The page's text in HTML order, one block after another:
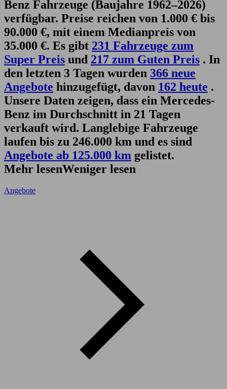
Benz Fahrzeuge (Baujahre 1962–2026)
verfügbar. Preise reichen von 1.000 € bis
90.000 €, mit einem Medianpreis von
35.000 €. Es gibt 231 Fahrzeuge zum
Super Preis und 217 zum Guten Preis . In
den letzten 3 Tagen wurden 366 neue
Angebote hinzugefügt, davon 162 heute .
Unsere Daten zeigen, dass ein Mercedes-
Benz im Durchschnitt in 21 Tagen
verkauft wird. Langlebige Fahrzeuge
laufen bis zu 246.000 km und es sind
Angebote ab 125.000 km gelistet.
Mehr lesenWeniger lesen
Angebote